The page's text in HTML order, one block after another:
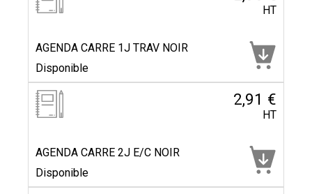
HT
AGENDA CARRE 1J TRAV NOIR
Disponible
2,91 €
HT
AGENDA CARRE 2J E/C NOIR
Disponible